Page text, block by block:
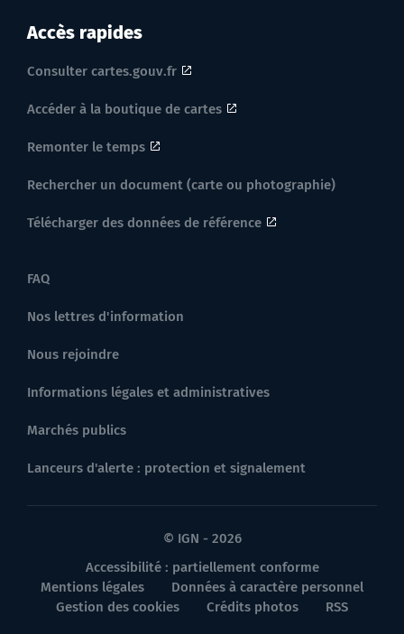
Accès rapides
Consulter cartes.gouv.fr
Accéder à la boutique de cartes
Remonter le temps
Rechercher un document (carte ou photographie)
Télécharger des données de référence
FAQ
Nos lettres d'information
Nous rejoindre
Informations légales et administratives
Marchés publics
Lanceurs d'alerte : protection et signalement
© IGN - 2026
Accessibilité : partiellement conforme
Mentions légales
Données à caractère personnel
Gestion des cookies
Crédits photos RSS